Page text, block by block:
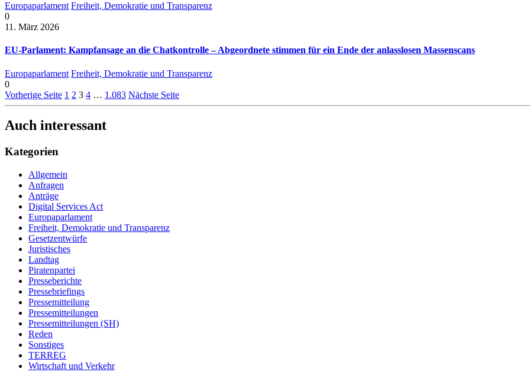
Europaparlament Freiheit, Demokratie und Transparenz
0
11. März 2026
EU-Parlament: Kampfansage an die Chatkontrolle – Abgeordnete stimmen für ein Ende der anlasslosen Massenscans
Europaparlament Freiheit, Demokratie und Transparenz
0
Vorherige Seite 1 2 3 4 … 1.083 Nächste Seite
Auch interessant
Kategorien
Allgemein
Anfragen
Anträge
Digital Services Act
Europaparlament
Freiheit, Demokratie und Transparenz
Gesetzentwürfe
Juristisches
Landtag
Piratenpartei
Presseberichte
Pressebriefings
Pressemitteilung
Pressemitteilungen
Pressemitteilungen (SH)
Reden
Sonstiges
TERREG
Wirtschaft und Verkehr